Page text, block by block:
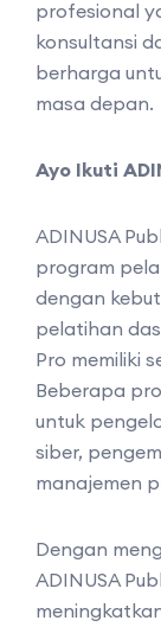
profesional
konsultansi
berharga
masa depan.
Ayo Ikuti
ADINUSA
program
dengan
pelatihan
Pro memiliki
Beberapa
untuk
siber,
manajemen
Dengan
ADINUSA